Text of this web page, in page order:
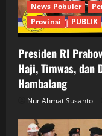
News Pobuler
Provinsi
PUBLIK
Presiden RI
Haji, Timwas, dan
Hambalang
Nur Ahmat Susanto